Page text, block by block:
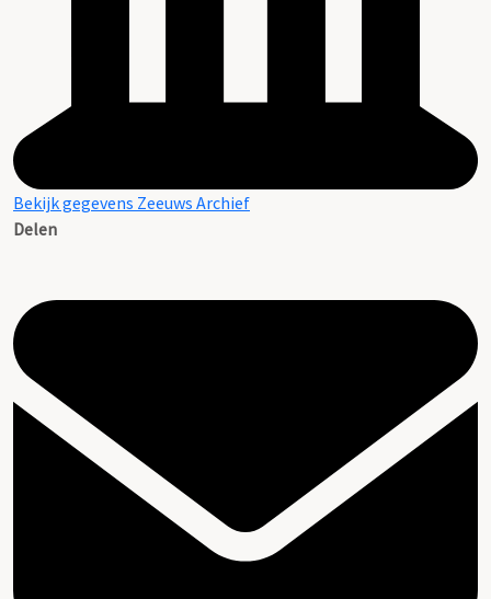
Bekijk gegevens Zeeuws Archief
Delen